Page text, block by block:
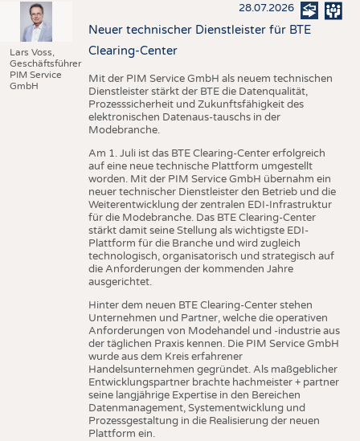
Lars Voss,
Geschäftsführer
PIM Service
GmbH
28.07.2026
Neuer technischer Dienstleister für BTE
Clearing-Center
Mit der PIM Service GmbH als neuem technischen
Dienstleister stärkt der BTE die Datenqualität,
Prozesssicherheit und Zukunftsfähigkeit des
elektronischen Datenaus-tauschs in der
Modebranche.
Am 1. Juli ist das BTE Clearing-Center erfolgreich
auf eine neue technische Plattform umgestellt
worden. Mit der PIM Service GmbH übernahm ein
neuer technischer Dienstleister den Betrieb und die
Weiterentwicklung der zentralen EDI-Infrastruktur
für die Modebranche. Das BTE Clearing-Center
stärkt damit seine Stellung als wichtigste EDI-
Plattform für die Branche und wird zugleich
technologisch, organisatorisch und strategisch auf
die Anforderungen der kommenden Jahre
ausgerichtet.
Hinter dem neuen BTE Clearing-Center stehen
Unternehmen und Partner, welche die operativen
Anforderungen von Modehandel und -industrie aus
der täglichen Praxis kennen. Die PIM Service GmbH
wurde aus dem Kreis erfahrener
Handelsunternehmen gegründet. Als maßgeblicher
Entwicklungspartner brachte hachmeister + partner
seine langjährige Expertise in den Bereichen
Datenmanagement, Systementwicklung und
Prozessgestaltung in die Realisierung der neuen
Plattform ein.